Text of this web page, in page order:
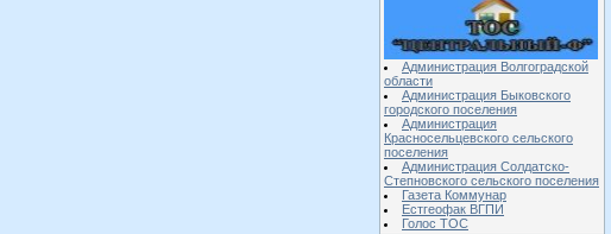
Администрация Волгоградской
области
Администрация Быковского
городского поселения
Администрация
Красносельцевского сельского
поселения
Администрация Солдатско-
Степновского сельского поселения
Газета Коммунар
Естгеофак ВГПИ
Голос ТОС